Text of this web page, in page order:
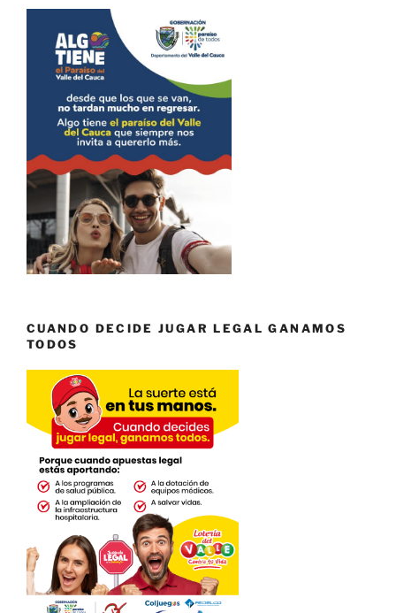
CUANDO DECIDE JUGAR LEGAL GANAMOS
TODOS